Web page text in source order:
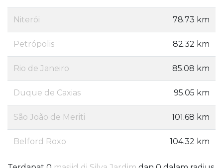
Niterói 78.73 km
Petrópolis 82.32 km
Rio de Janeiro 85.08 km
Duque de Caxias 95.05 km
São João de Meriti 101.68 km
Belford Roxo 104.32 km